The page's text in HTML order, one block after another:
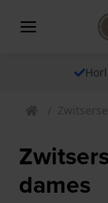
dames